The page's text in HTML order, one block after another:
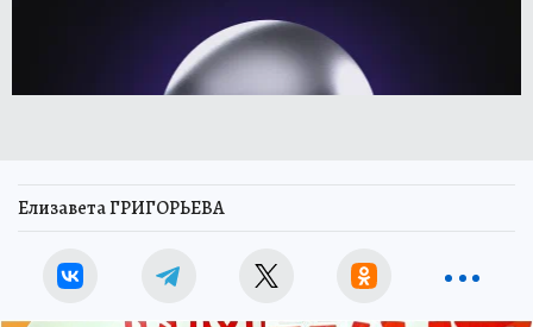
Елизавета ГРИГОРЬЕВА